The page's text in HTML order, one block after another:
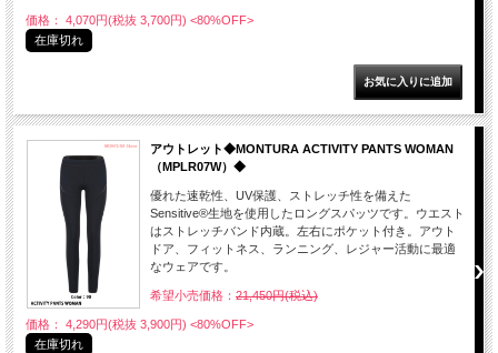
価格： 4,070円(税抜 3,700円) <80%OFF>
在庫切れ
アウトレット◆MONTURA ACTIVITY PANTS WOMAN
（MPLR07W）◆
優れた速乾性、UV保護、ストレッチ性を備えた
Sensitive®生地を使用したロングスパッツです。ウエスト
はストレッチバンド内蔵。左右にポケット付き。アウト
ドア、フィットネス、ランニング、レジャー活動に最適
なウェアです。
希望小売価格： 21,450円(税込)
価格： 4,290円(税抜 3,900円) <80%OFF>
在庫切れ